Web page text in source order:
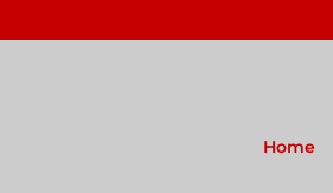
Home